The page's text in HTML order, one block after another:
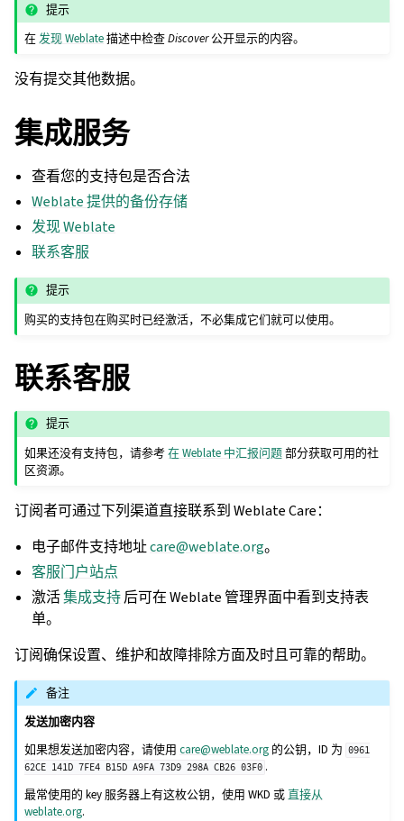
提示
在发现 Weblate描述中检查Discover公开显示的内容。
没有提交其他数据。
集成服务
查看您的支持包是否合法
Weblate 提供的备份存储
发现 Weblate
联系客服
提示
购买的支持包在购买时已经激活，不必集成它们就可以使用。
联系客服
提示
如果还没有支持包，请参考在 Weblate 中汇报问题部分获取可用的社
区资源。
订阅者可通过下列渠道直接联系到 Weblate Care：
电子邮件支持地址care@weblate.org。
客服门户站点
激活集成支持后可在 Weblate 管理界面中看到支持表
单。
订阅确保设置、维护和故障排除方面及时且可靠的帮助。
备注
发送加密内容
如果想发送加密内容，请使用care@weblate.org 的公钥，ID 为 0961
62CE 141D 7FE4 B15D A9FA 73D9 298A CB26 03F0 .
最常使用的 key 服务器上有这枚公钥，使用 WKD 或 直接从
weblate.org.